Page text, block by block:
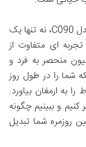
در این میان، اسپری خوشبو کننده مردانه سورینت مدل C090، نه تنها یک
ای متفاوت از
منحصر به فرد و
شما را در طول روز
به ارمغان بیاورد.
و ببینیم چگونه
روزمره شما تبدیل